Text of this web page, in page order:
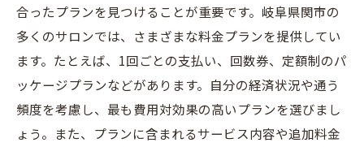
合ったプランを見つけることが重要です。岐阜県関市の
多くのサロンでは、さまざまな料金プランを提供してい
ます。たとえば、1回ごとの支払い、回数券、定額制のパ
ッケージプランなどがあります。自分の経済状況や通う
頻度を考慮し、最も費用対効果の高いプランを選びまし
ょう。また、プランに含まれるサービス内容や追加料金